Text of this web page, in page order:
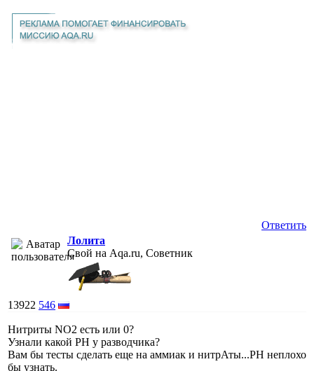
Ответить
Лолита
Свой на Aqa.ru, Советник
13922 546
Нитриты NO2 есть или 0?
Узнали какой РН у разводчика?
Вам бы тесты сделать еще на аммиак и нитрАты...РН неплохо
бы узнать.